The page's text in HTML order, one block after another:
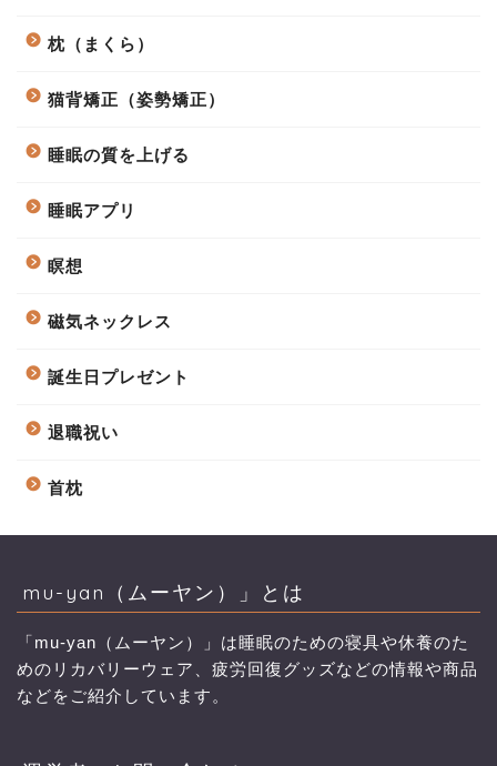
枕（まくら）
猫背矯正（姿勢矯正）
睡眠の質を上げる
睡眠アプリ
瞑想
磁気ネックレス
誕生日プレゼント
退職祝い
首枕
mu-yan（ムーヤン）」とは
「mu-yan（ムーヤン）」は睡眠のための寝具や休養のた
めのリカバリーウェア、疲労回復グッズなどの情報や商品
などをご紹介しています。